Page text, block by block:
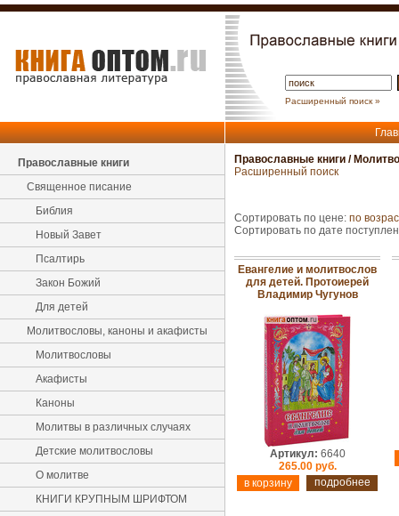
Расширенный поиск »
Православные книги
Священное писание
Библия
Новый Завет
Псалтирь
Закон Божий
Для детей
Молитвословы, каноны и акафисты
Молитвословы
Акафисты
Каноны
Молитвы в различных случаях
Детские молитвословы
О молитве
КНИГИ КРУПНЫМ ШРИФТОМ
Православные книги /
Расширенный поиск
Сортировать по цене: по
Сортировать по дате
Евангелие и молитвослов
для детей. Протоиерей
Владимир Чугунов
Артикул: 6640
265.00 руб.
подробнее